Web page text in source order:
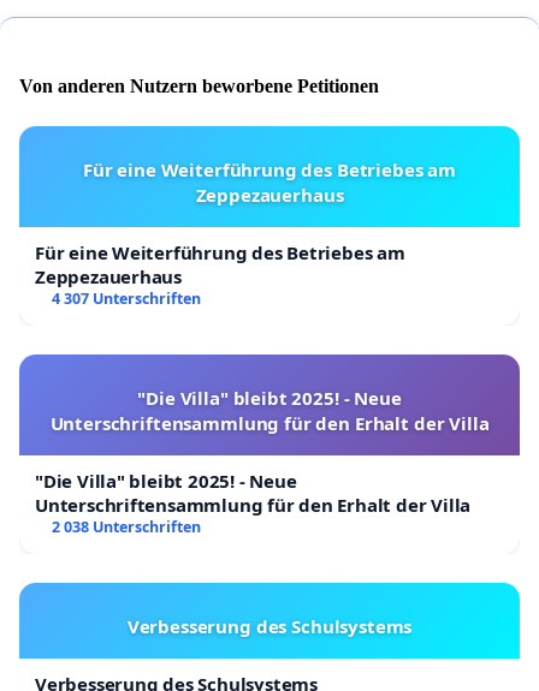
Von anderen Nutzern beworbene Petitionen
Für eine Weiterführung des Betriebes am
Zeppezauerhaus
Für eine Weiterführung des Betriebes am
Zeppezauerhaus
4 307 Unterschriften
"Die Villa" bleibt 2025! - Neue
Unterschriftensammlung für den Erhalt der Villa
"Die Villa" bleibt 2025! - Neue
Unterschriftensammlung für den Erhalt der Villa
2 038 Unterschriften
Verbesserung des Schulsystems
Verbesserung des Schulsystems